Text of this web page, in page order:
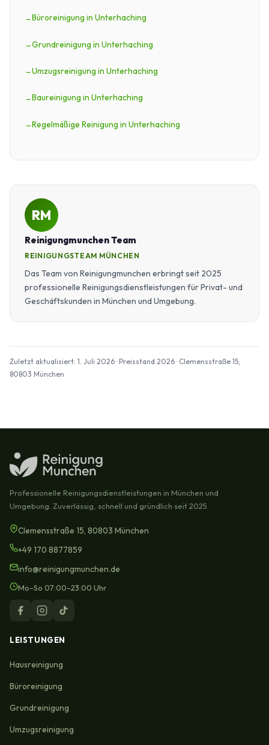
Büroreinigung in Unterhaching
Grundreinigung in Unterhaching
Umzugsreinigung in Unterhaching
Baureinigung in Unterhaching
Regelmäßige Reinigung in Unterhaching
RM
Reinigungmunchen Team
REINIGUNGSTEAM MÜNCHEN
Das Team von Reinigungmunchen erbringt seit 2025
professionelle Reinigungsdienstleistungen für Privat- und
Geschäftskunden in München und Umgebung.
Zuletzt aktualisiert: 1. Juli 2026 · Preisstand 2026 · Clemensstraße 15,
80803 München
Professionelle Reinigungsdienstleistungen in München und
Umgebung. Zuverlässig, schnell und gründlich seit 2025.
Clemensstraße 15, 80803 München
+49 170 8877859
info@reinigungmunchen.de
Mo–So 07:00–23:00 Uhr
LEISTUNGEN
Hausreinigung
Büroreinigung
Grundreinigung
Umzugsreinigung